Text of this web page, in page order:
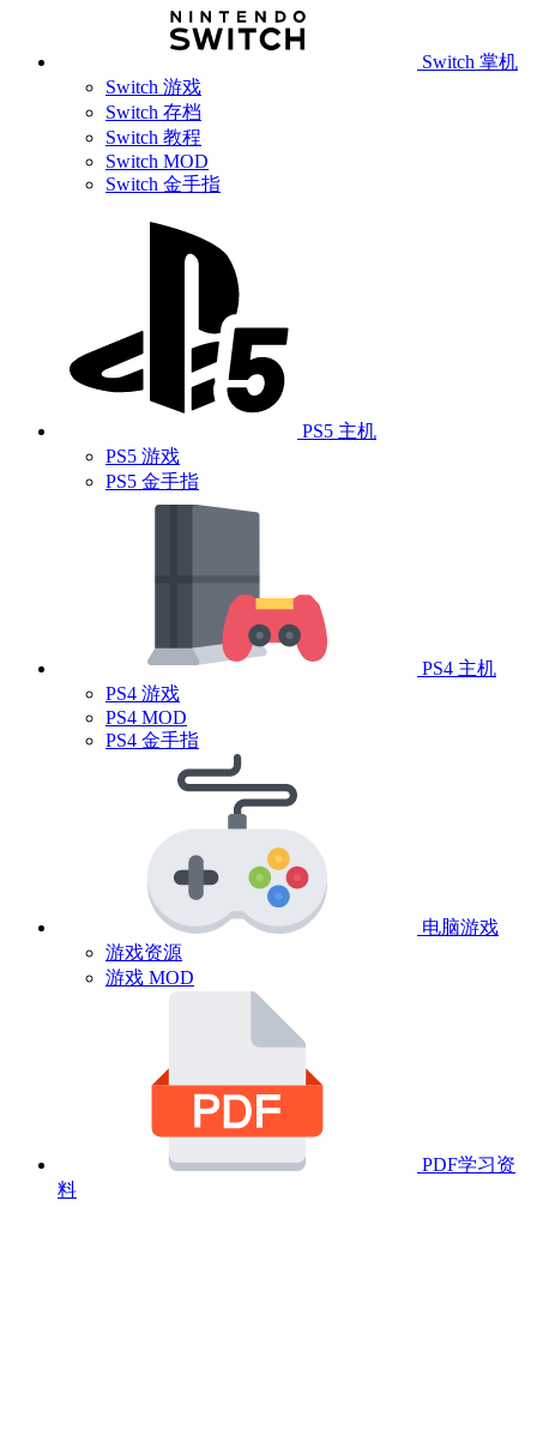
Switch 掌机
Switch 游戏
Switch 存档
Switch 教程
Switch MOD
Switch 金手指
PS5 主机
PS5 游戏
PS5 金手指
PS4 主机
PS4 游戏
PS4 MOD
PS4 金手指
电脑游戏
游戏资源
游戏 MOD
PDF学习资
料